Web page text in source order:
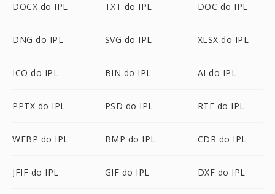
DOCX do IPL TXT do IPL DOC do IPL
DNG do IPL SVG do IPL XLSX do IPL
ICO do IPL BIN do IPL AI do IPL
PPTX do IPL PSD do IPL RTF do IPL
WEBP do IPL BMP do IPL CDR do IPL
JFIF do IPL GIF do IPL DXF do IPL